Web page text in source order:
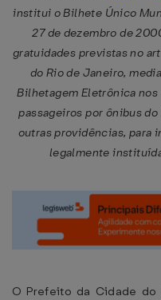
institui o Bilhete Único
27 de dezembro de
gratuidades previstas no
do Rio de Janeiro,
Bilhetagem Eletrônica
passageiros por ônibus
outras providências, para
legalmente
O Prefeito da Cidade